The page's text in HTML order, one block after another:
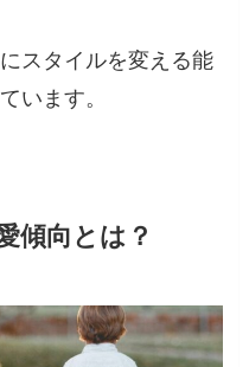
スタイルを変える能
います。
傾向とは？